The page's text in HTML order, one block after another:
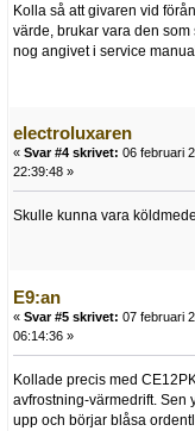
Kolla så att givaren vid
värde, brukar vara den
nog angivet i service
electroluxaren
« Svar #4 skrivet: 06 februari
22:39:48 »
Skulle kunna vara
E9:an
« Svar #5 skrivet: 07 februari
06:14:36 »
Kollade precis med
avfrostning-värmedrift. Sen
upp och börjar blåsa